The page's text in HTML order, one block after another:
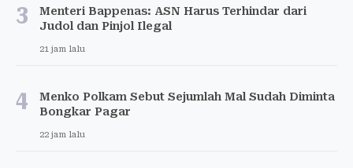
3
Menteri Bappenas: ASN Harus Terhindar dari
Judol dan Pinjol Ilegal
21 jam lalu
4
Menko Polkam Sebut Sejumlah Mal Sudah Diminta
Bongkar Pagar
22 jam lalu